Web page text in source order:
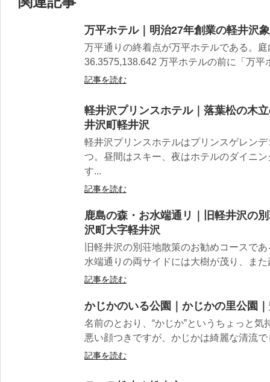
万平ホテル｜明治27年創業の軽井沢
万平通りの終着点が万平ホテルである。
36.3575,138.642 万平ホテルの前に「万平
記事を読む
軽井沢プリンスホテル｜落葉松の木
井沢町軽井沢
軽井沢プリンスホテルはプリンスゲレン
つ。昼間はスキー、夜はホテルのダイニ
す...
記事を読む
鹿島の森・お水端通リ｜旧軽井沢の
沢町大字軽井沢
旧軽井沢の別荘地散策のお勧めコースで
水端通りの両サイドには大樹が茂り、ま
記事を読む
かじかのいる公園｜かじかの里公園
名前のとおり、“かじか”というちょっと
悪い顔つきですが、かじかは綺麗な清流
記事を読む